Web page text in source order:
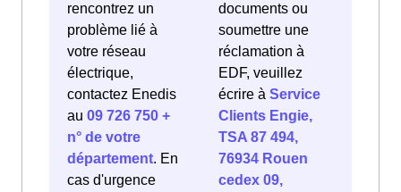
rencontrez un
problème lié à
votre réseau
électrique,
contactez Enedis
au 09 726 750 +
n° de votre
département. En
cas d'urgence
documents ou
soumettre une
réclamation à
EDF, veuillez
écrire à Service
Clients Engie,
TSA 87 494,
76934 Rouen
cedex 09,